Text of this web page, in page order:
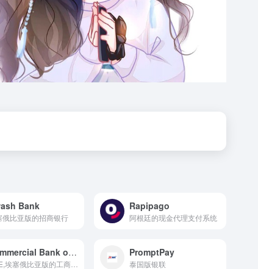
Bank
俄比亚版的招商银行
Rapipago
阿根廷的现金代理支付系统
Commercial Bank of Ethiopia
CBE,埃塞俄比亚版的工商银行
PromptPay
泰国版银联